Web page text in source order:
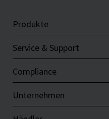
Produkte
Service & Support
Compliance
Unternehmen